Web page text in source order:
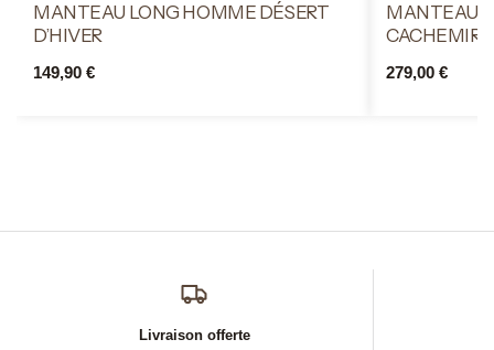
MANTEAU LONG HOMME DÉSERT
D’HIVER
149,90 €
MANTEAU
279,00 €
Livraison offerte